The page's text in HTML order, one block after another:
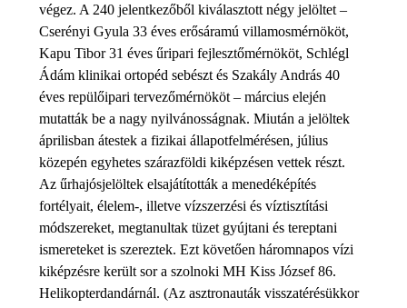
végez. A 240 jelentkezőből kiválasztott négy jelöltet –
Cserényi Gyula 33 éves erősáramú villamosmérnököt,
Kapu Tibor 31 éves űripari fejlesztőmérnököt, Schlégl
Ádám klinikai ortopéd sebészt és Szakály András 40
éves repülőipari tervezőmérnököt – március elején
mutatták be a nagy nyilvánosságnak. Miután a jelöltek
áprilisban átestek a fizikai állapotfelmérésen, július
közepén egyhetes szárazföldi kiképzésen vettek részt.
Az űrhajósjelöltek elsajátították a menedéképítés
fortélyait, élelem-, illetve vízszerzési és víztisztítási
módszereket, megtanultak tüzet gyújtani és tereptani
ismereteket is szereztek. Ezt követően háromnapos vízi
kiképzésre került sor a szolnoki MH Kiss József 86.
Helikopterdandárnál. (Az asztronauták visszatérésükkor